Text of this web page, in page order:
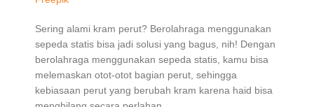
Sering alami kram perut? Berolahraga menggunakan
sepeda statis bisa jadi solusi yang bagus, nih! Dengan
berolahraga menggunakan sepeda statis, kamu bisa
melemaskan otot-otot bagian perut, sehingga
kebiasaan perut yang berubah kram karena haid bisa